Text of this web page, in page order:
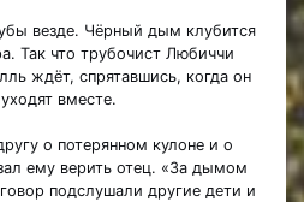
везде. Чёрный дым клубится
Так что трубочист Любиччи
ждёт, спрятавшись, когда он
вместе.
о потерянном кулоне и о
ему верить отец. «За дымом
подслушали другие дети и